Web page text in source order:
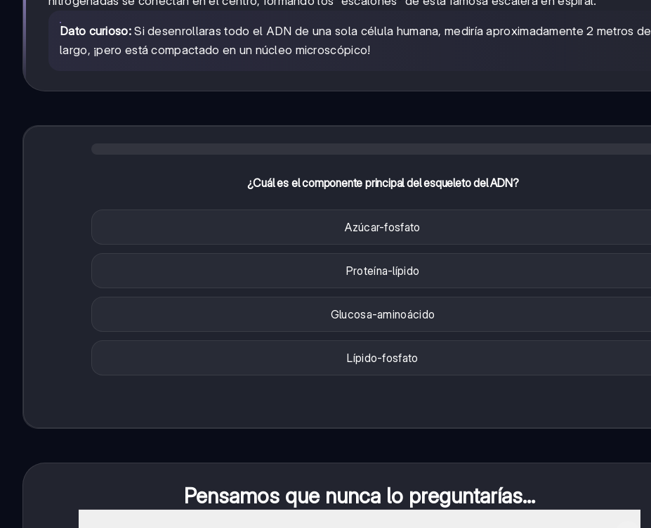
Dato curioso:Si desenrollaras todo el ADN de una sola célula humana, mediría aproximadamente 2 metros de
largo, ¡pero está compactado en un núcleo microscópico!
¿Cuál es el componente principal del esqueleto del ADN?
Azúcar-fosfato
Proteína-lípido
Glucosa-aminoácido
Lípido-fosfato
Pensamos que nunca lo preguntarías...